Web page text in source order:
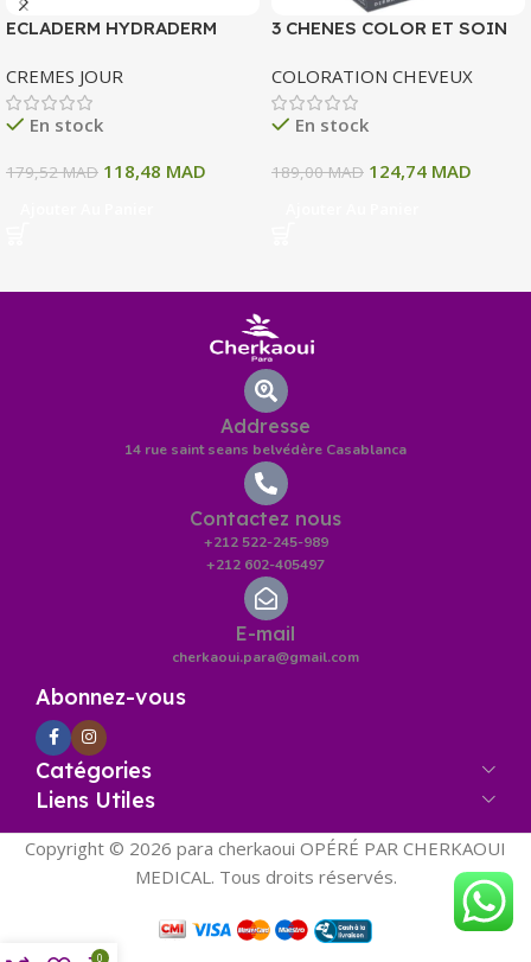
ECLADERM HYDRADERM
INTENSE 72H 50 ML
CREMES JOUR
En stock
179,52MAD 118,48 MAD
3 CHENES COLOR ET SOIN
10 A BLOND CLAIR CENDRE
135 ML
COLORATION CHEVEUX
En stock
189,00MAD 124,74 MAD
Addresse
14 rue saint seans belvédère Casablanca
Contactez nous
+212 522-245-989
+212 602-405497
E-mail
cherkaoui.para@gmail.com
Abonnez-vous
Catégories
Liens Utiles
Copyright © 2026 para cherkaoui OPÉRÉ PAR CHERKAOUI
MEDICAL. Tous droits réservés.
0